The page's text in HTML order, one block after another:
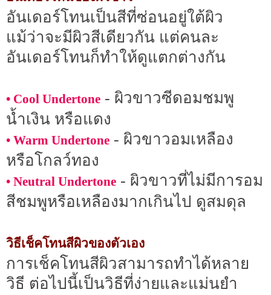
อันเดอร์โทนเป็นสีที่ซ่อนอยู่ใต้ผิว
แม้ว่าจะมีผิวสีเดียวกัน แต่คนละ
อันเดอร์โทนก็ทำให้ดูแตกต่างกัน
• Cool Undertone - ผิวขาวซีดอมชมพู
น้ำเงิน หรือแดง
• Warm Undertone - ผิวขาวอมเหลือง
หรือโกลว์ทอง
• Neutral Undertone - ผิวขาวที่ไม่มีการอม
สีชมพูหรือเหลืองมากเกินไป ดูสมดุล
วิธีเช็คโทนสีผิวของตัวเอง
การเช็คโทนสีผิวสามารถทำได้หลาย
วิธี ต่อไปนี้เป็นวิธีที่ง่ายและแม่นยำ